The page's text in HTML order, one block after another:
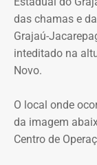
Outro ponto que
ausência de
contratação da
projeto, o
superior a R$
consultores
R$ 75 mil por
das chamas e
Grajaú-
inteditado na
Novo.
O local onde
da imagem
Centro de